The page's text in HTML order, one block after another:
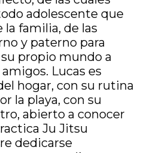
adolescente que
la familia, de las
y paterno para
propio mundo a
Lucas es
hogar, con su rutina
la playa, con su
abierto a conocer
Ju Jitsu
dedicarse